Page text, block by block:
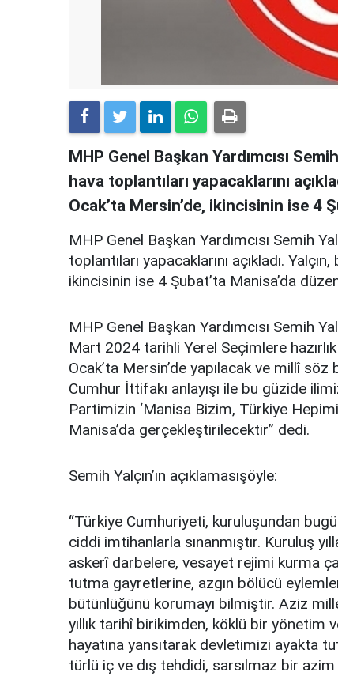
MHP Genel Başkan Yardımcısı
hava toplantıları yapacaklarını
Ocak’ta Mersin’de, ikincisinin ise 4
MHP Genel Başkan Yardımcısı Semih
toplantıları yapacaklarını açıkladı.
ikincisinin ise 4 Şubat’ta Manisa’da
MHP Genel Başkan Yardımcısı Semih
Mart 2024 tarihli Yerel Seçimlere
Ocak’ta Mersin’de yapılacak ve millî
Cumhur İttifakı anlayışı ile bu güzide
Partimizin ‘Manisa Bizim, Türkiye
Manisa’da gerçekleştirilecektir” dedi.
Semih Yalçın’ın açıklamasışöyle:
“Türkiye Cumhuriyeti, kuruluşundan
ciddi imtihanlarla sınanmıştır. Kuruluş
askerî darbelere, vesayet rejimi kurma
tutma gayretlerine, azgın bölücü
bütünlüğünü korumayı bilmiştir. Aziz
yıllık tarihî birikimden, köklü bir yönetim
hayatına yansıtarak devletimizi ayakta
türlü iç ve dış tehdidi, sarsılmaz bir